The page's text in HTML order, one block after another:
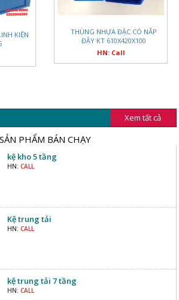
KIỆN
THÙNG NHỰA ĐẶC CÓ NẮP
ĐẬY KT 610X420X100
HN: Call
Xem tất cả
SẢN PHẨM BÁN CHẠY
kệ kho 5 tầng
HN: CALL
Kệ trung tải
HN: CALL
kệ trung tải 7 tầng
HN: CALL